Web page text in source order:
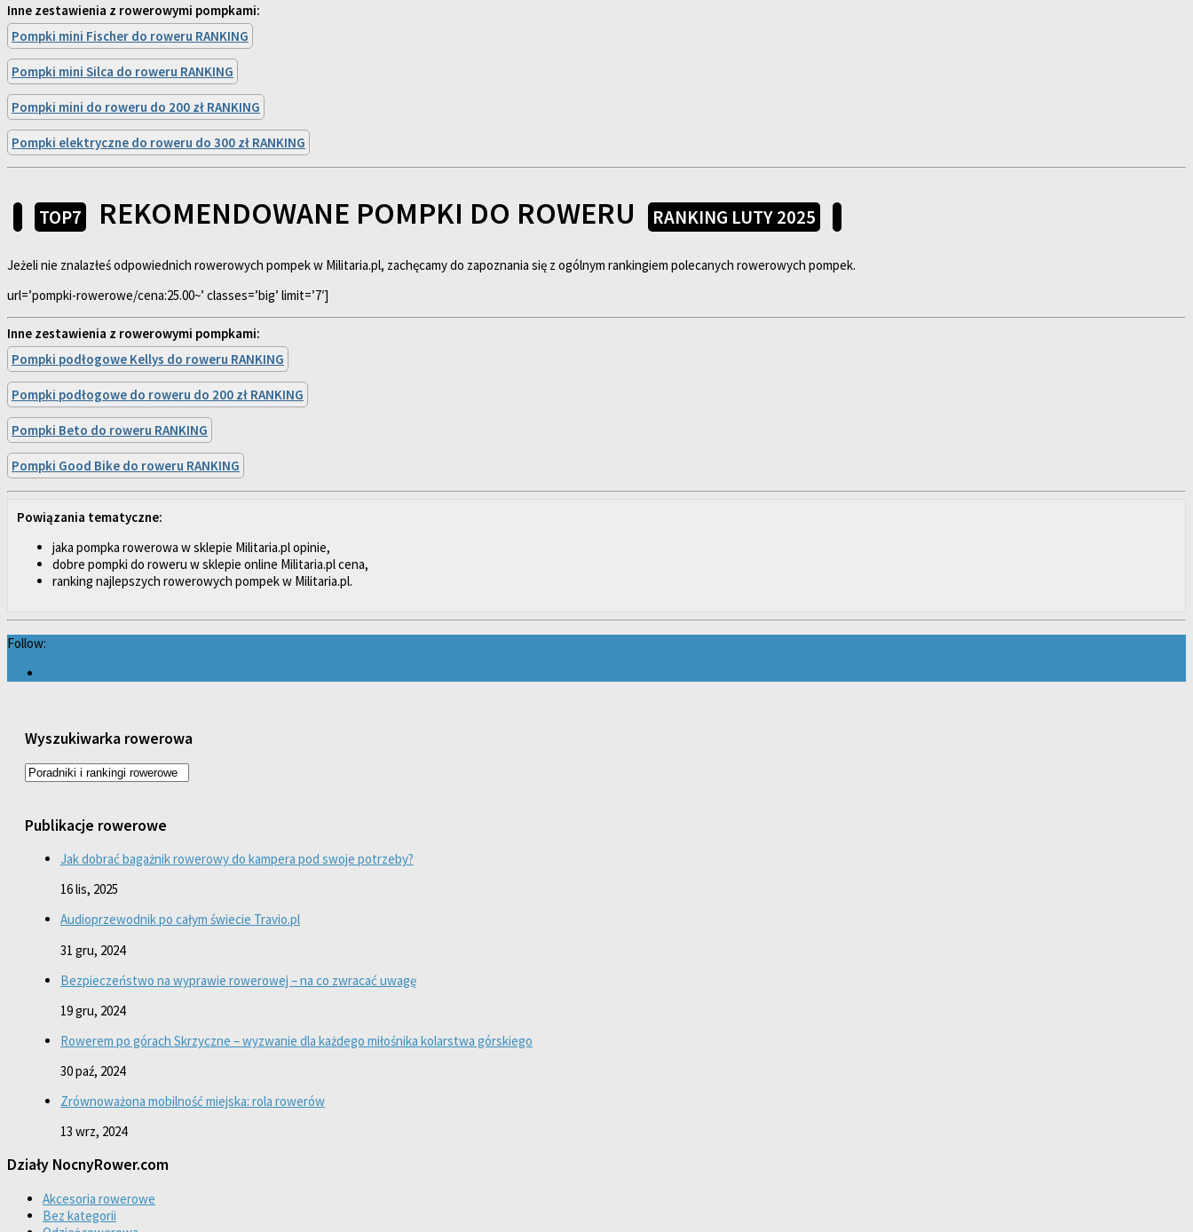
Inne zestawienia z rowerowymi pompkami:
Pompki mini Fischer do roweru RANKING
Pompki mini Silca do roweru RANKING
Pompki mini do roweru do 200 zł RANKING
Pompki elektryczne do roweru do 300 zł RANKING
TOP7 REKOMENDOWANE POMPKI DO ROWERU RANKING LUTY 2025
Jeżeli nie znalazłeś odpowiednich rowerowych pompek w Militaria.pl, zachęcamy do zapoznania się z ogólnym rankingiem polecanych rowerowych pompek.
url=’pompki-rowerowe/cena:25.00~’ classes=’big’ limit=’7′]
Inne zestawienia z rowerowymi pompkami:
Pompki podłogowe Kellys do roweru RANKING
Pompki podłogowe do roweru do 200 zł RANKING
Pompki Beto do roweru RANKING
Pompki Good Bike do roweru RANKING
Powiązania tematyczne:
jaka pompka rowerowa w sklepie Militaria.pl opinie,
dobre pompki do roweru w sklepie online Militaria.pl cena,
ranking najlepszych rowerowych pompek w Militaria.pl.
Follow:
Wyszukiwarka rowerowa
Publikacje rowerowe
Jak dobrać bagażnik rowerowy do kampera pod swoje potrzeby?
16 lis, 2025
Audioprzewodnik po całym świecie Travio.pl
31 gru, 2024
Bezpieczeństwo na wyprawie rowerowej – na co zwracać uwagę
19 gru, 2024
Rowerem po górach Skrzyczne – wyzwanie dla każdego miłośnika kolarstwa górskiego
30 paź, 2024
Zrównoważona mobilność miejska: rola rowerów
13 wrz, 2024
Działy NocnyRower.com
Akcesoria rowerowe
Bez kategorii